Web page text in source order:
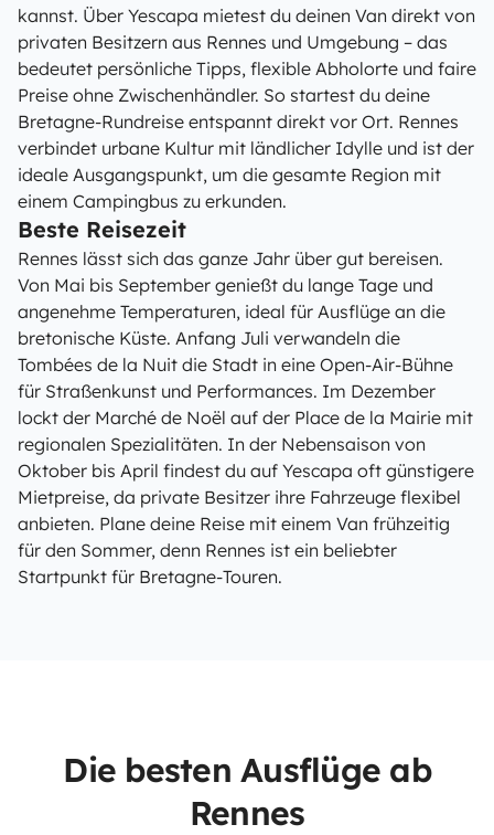
kannst. Über Yescapa mietest du deinen Van direkt von
privaten Besitzern aus Rennes und Umgebung – das
bedeutet persönliche Tipps, flexible Abholorte und faire
Preise ohne Zwischenhändler. So startest du deine
Bretagne-Rundreise entspannt direkt vor Ort. Rennes
verbindet urbane Kultur mit ländlicher Idylle und ist der
ideale Ausgangspunkt, um die gesamte Region mit
einem Campingbus zu erkunden.
Beste Reisezeit
Rennes lässt sich das ganze Jahr über gut bereisen.
Von Mai bis September genießt du lange Tage und
angenehme Temperaturen, ideal für Ausflüge an die
bretonische Küste. Anfang Juli verwandeln die
Tombées de la Nuit die Stadt in eine Open-Air-Bühne
für Straßenkunst und Performances. Im Dezember
lockt der Marché de Noël auf der Place de la Mairie mit
regionalen Spezialitäten. In der Nebensaison von
Oktober bis April findest du auf Yescapa oft günstigere
Mietpreise, da private Besitzer ihre Fahrzeuge flexibel
anbieten. Plane deine Reise mit einem Van frühzeitig
für den Sommer, denn Rennes ist ein beliebter
Startpunkt für Bretagne-Touren.
Die besten Ausflüge ab
Rennes